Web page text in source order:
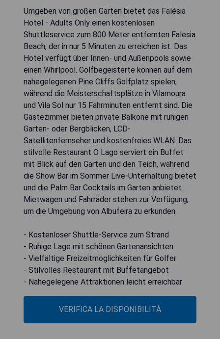
Umgeben von großen Gärten bietet das Falésia
Hotel - Adults Only einen kostenlosen
Shuttleservice zum 800 Meter entfernten Falesia
Beach, der in nur 5 Minuten zu erreichen ist. Das
Hotel verfügt über Innen- und Außenpools sowie
einen Whirlpool. Golfbegeisterte können auf dem
nahegelegenen Pine Cliffs Golfplatz spielen,
während die Meisterschaftsplätze in Vilamoura
und Vila Sol nur 15 Fahrminuten entfernt sind. Die
Gästezimmer bieten private Balkone mit ruhigen
Garten- oder Bergblicken, LCD-
Satellitenfernseher und kostenfreies WLAN. Das
stilvolle Restaurant O Lago serviert ein Buffet
mit Blick auf den Garten und den Teich, während
die Show Bar im Sommer Live-Unterhaltung bietet
und die Palm Bar Cocktails im Garten anbietet.
Mietwagen und Fahrräder stehen zur Verfügung,
um die Umgebung von Albufeira zu erkunden.
- Kostenloser Shuttle-Service zum Strand
- Ruhige Lage mit schönen Gartenansichten
- Vielfältige Freizeitmöglichkeiten für Golfer
- Stilvolles Restaurant mit Buffetangebot
- Nahegelegene Attraktionen leicht erreichbar
VERIFICA LA DISPONIBILITÀ